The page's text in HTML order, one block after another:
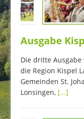
Ausgabe
Die dritte
die Region Kispel
Gemeinden St.
Lonsingen, [...]